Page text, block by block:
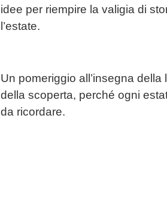
idee per riempire la valigia di
l’estate.
Un pomeriggio all’insegna
della scoperta, perché ogni
da ricordare.